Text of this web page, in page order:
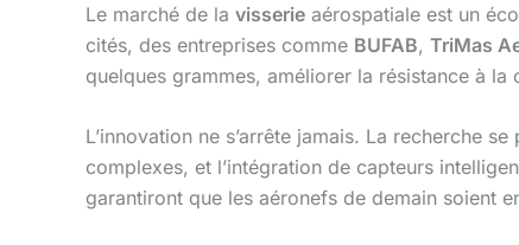
Le marché de la visserie aérospatiale est un
cités, des entreprises comme BUFAB, TriMas
quelques grammes, améliorer la résistance à
L’innovation ne s’arrête jamais. La recherche
complexes, et l’intégration de capteurs
garantiront que les aéronefs de demain soient